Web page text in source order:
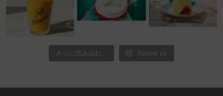
さらに読み込む... Follow us